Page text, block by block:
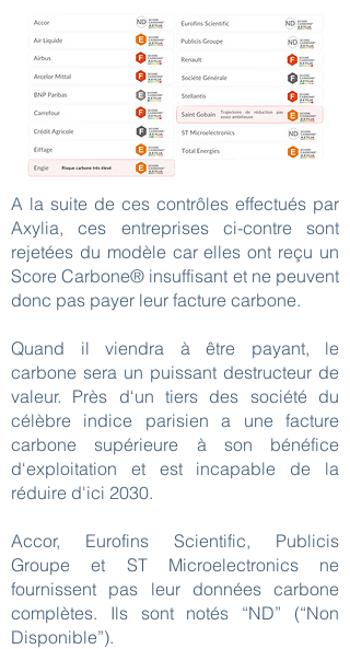
A la suite de ces contrôles effectués par
Axylia, ces entreprises ci-contre sont
rejetées du modèle car elles ont reçu un
Score Carbone® insuffisant et ne peuvent
donc pas payer leur facture carbone.
​Quand il viendra à être payant, le
carbone sera un puissant destructeur de
valeur. Près d‘un tiers des société du
célèbre indice parisien a une facture
carbone supérieure à son bénéfice
d‘exploitation et est incapable de la
réduire d'ici 2030.
Accor, Eurofins Scientific, Publicis
Groupe et ST Microelectronics ne
fournissent pas leur données carbone
complètes. Ils sont notés “ND” (“Non
Disponible”).